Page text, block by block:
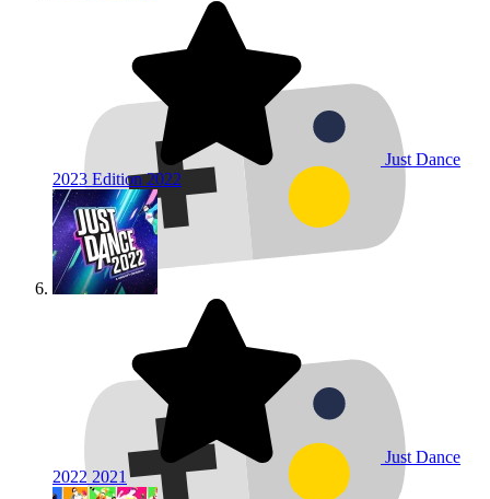
Just Dance
2023 Edition2022
Just Dance
2022 2021